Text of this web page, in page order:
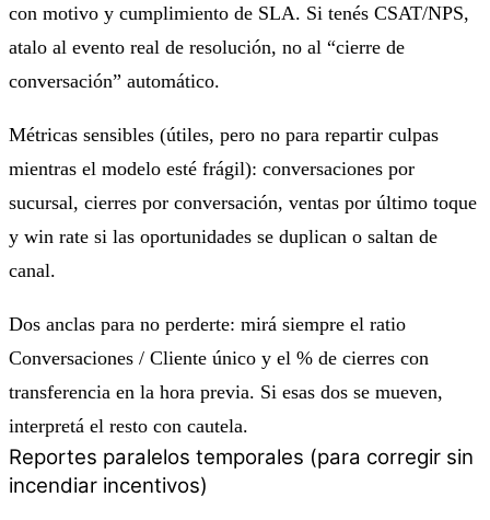
con motivo y cumplimiento de SLA. Si tenés CSAT/NPS,
atalo al evento real de resolución, no al “cierre de
conversación” automático.
Métricas sensibles (útiles, pero no para repartir culpas
mientras el modelo esté frágil): conversaciones por
sucursal, cierres por conversación, ventas por último toque
y win rate si las oportunidades se duplican o saltan de
canal.
Dos anclas para no perderte: mirá siempre el ratio
Conversaciones / Cliente único y el % de cierres con
transferencia en la hora previa. Si esas dos se mueven,
interpretá el resto con cautela.
Reportes paralelos temporales (para corregir sin
incendiar incentivos)